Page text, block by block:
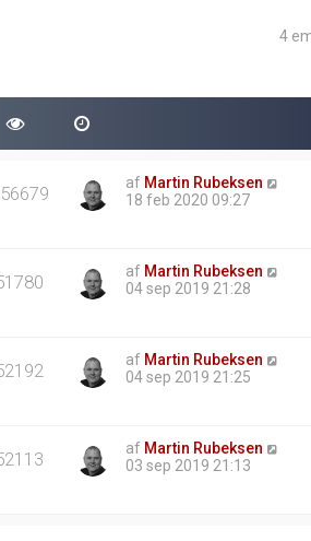
4
af Martin Rubeksen
18 feb 2020 09:27
af Martin Rubeksen
04 sep 2019 21:28
af Martin Rubeksen
04 sep 2019 21:25
af Martin Rubeksen
03 sep 2019 21:13